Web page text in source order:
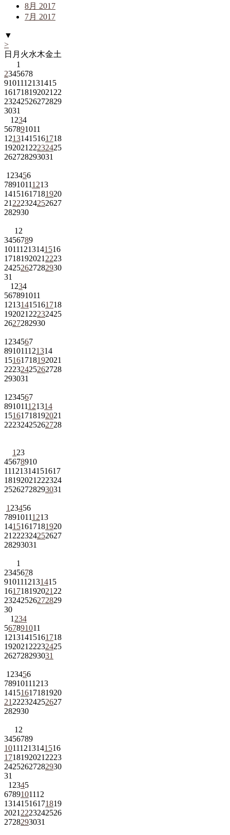
8月 2017
7月 2017
▼
>
日 月 火水木金土
1
2345678
9101112131415
161718192021 22
23242526272829
3031
1 234
567891011
12131415161718
192021 22232425
262728293031
1 23456
78910111213
14151617181920
21 222324252627
282930
1 2
3456789
10111213141516
1718192021 2223
24252627282930
31
1 234
567891011
12131415161718
192021 22232425
2627282930
1 234567
891011121314
15161718192021
22232425262728
293031
1 234567
891011121314
15161718192021
22232425262728
1 23
45678910
11121314151617
18192021 222324
25262728293031
1 23456
78910111213
14151617181920
21 222324252627
28293031
1
2345678
9101112131415
161718192021 22
23242526272829
30
1 234
567891011
12131415161718
192021 22232425
262728293031
1 23456
78910111213
14151617181920
21 222324252627
282930
1 2
3456789
10111213141516
1718192021 2223
24252627282930
31
1 2345
6789101112
13141516171819
2021 2223242526
2728293031